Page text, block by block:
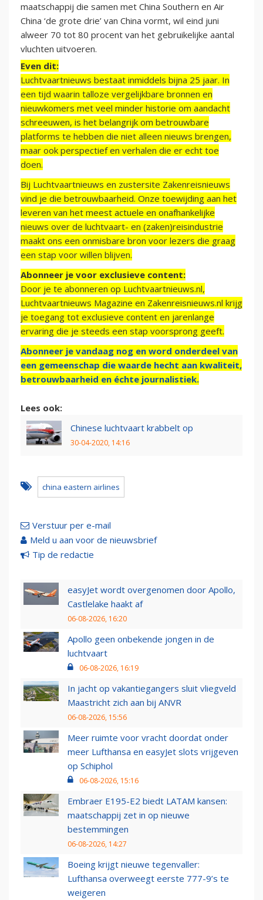
maatschappij die samen met China Southern en Air
China ‘de grote drie’ van China vormt, wil eind juni
alweer 70 tot 80 procent van het gebruikelijke aantal
vluchten uitvoeren.
Even dit:
Luchtvaartnieuws bestaat inmiddels bijna 25 jaar. In
een tijd waarin talloze vergelijkbare bronnen en
nieuwkomers met veel minder historie om aandacht
schreeuwen, is het belangrijk om betrouwbare
platforms te hebben die niet alleen nieuws brengen,
maar ook perspectief en verhalen die er echt toe
doen.
Bij Luchtvaartnieuws en zustersite Zakenreisnieuws
vind je die betrouwbaarheid. Onze toewijding aan het
leveren van het meest actuele en onafhankelijke
nieuws over de luchtvaart- en (zaken)reisindustrie
maakt ons een onmisbare bron voor lezers die graag
een stap voor willen blijven.
Abonneer je voor exclusieve content:
Door je te abonneren op Luchtvaartnieuws.nl,
Luchtvaartnieuws Magazine en Zakenreisnieuws.nl krijg
je toegang tot exclusieve content en jarenlange
ervaring die je steeds een stap voorsprong geeft.
Abonneer je vandaag nog en word onderdeel van
een gemeenschap die waarde hecht aan kwaliteit,
betrouwbaarheid en échte journalistiek.
Lees ook:
Chinese luchtvaart krabbelt op
30-04-2020, 14:16
china eastern airlines
Verstuur per e-mail
Meld u aan voor de nieuwsbrief
Tip de redactie
easyJet wordt overgenomen door Apollo,
Castlelake haakt af
06-08-2026, 16:20
Apollo geen onbekende jongen in de
luchtvaart
06-08-2026, 16:19
In jacht op vakantiegangers sluit vliegveld
Maastricht zich aan bij ANVR
06-08-2026, 15:56
Meer ruimte voor vracht doordat onder
meer Lufthansa en easyJet slots vrijgeven
op Schiphol
06-08-2026, 15:16
Embraer E195-E2 biedt LATAM kansen:
maatschappij zet in op nieuwe
bestemmingen
06-08-2026, 14:27
Boeing krijgt nieuwe tegenvaller:
Lufthansa overweegt eerste 777-9’s te
weigeren